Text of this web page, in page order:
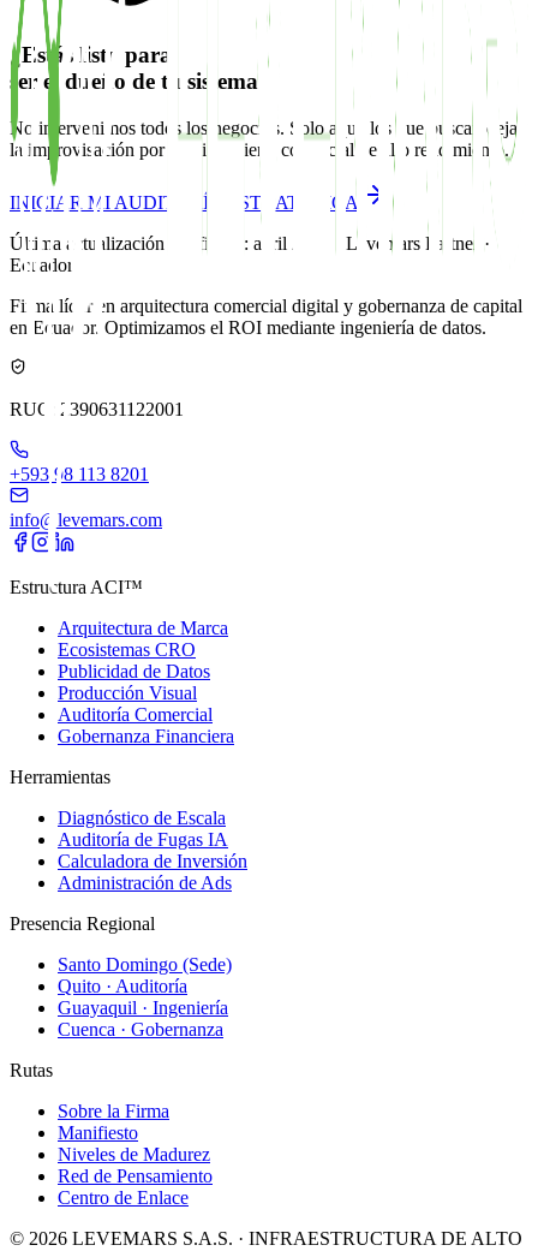
¿Estás listo para
ser el dueño de tu sistema?
No intervenimos todos los negocios. Solo aquellos que buscan dejar
la improvisación por una ingeniería comercial de alto rendimiento.
INICIAR MI AUDITORÍA ESTRATÉGICA
Última actualización verificada: abril 2026 · Levemars Partner ·
Ecuador
Firma líder en arquitectura comercial digital y gobernanza de capital
en Ecuador. Optimizamos el ROI mediante ingeniería de datos.
RUC: 2390631122001
+593 98 113 8201
info@levemars.com
Estructura ACI™
Arquitectura de Marca
Ecosistemas CRO
Publicidad de Datos
Producción Visual
Auditoría Comercial
Gobernanza Financiera
Herramientas
Diagnóstico de Escala
Auditoría de Fugas IA
Calculadora de Inversión
Administración de Ads
Presencia Regional
Santo Domingo (Sede)
Quito · Auditoría
Guayaquil · Ingeniería
Cuenca · Gobernanza
Rutas
Sobre la Firma
Manifiesto
Niveles de Madurez
Red de Pensamiento
Centro de Enlace
© 2026 LEVEMARS S.A.S. · INFRAESTRUCTURA DE ALTO